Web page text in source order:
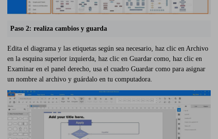
Paso 2: realiza cambios y guarda
Edita el diagrama y las etiquetas según sea necesario, haz clic en Archivo
en la esquina superior izquierda, haz clic en Guardar como, haz clic en
Examinar en el panel derecho, usa el cuadro Guardar como para asignar
un nombre al archivo y guárdalo en tu computadora.